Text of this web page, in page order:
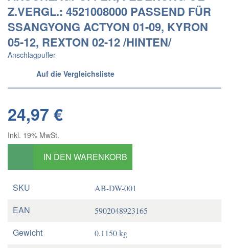
Z.VERGL.: 4521008000 PASSEND FÜR
SSANGYONG ACTYON 01-09, KYRON
05-12, REXTON 02-12 /HINTEN/
Anschlagpuffer
Auf die Vergleichsliste
24,97 €
Inkl. 19% MwSt.
IN DEN WARENKORB
SKU AB-DW-001
EAN 5902048923165
Gewicht 0.1150 kg